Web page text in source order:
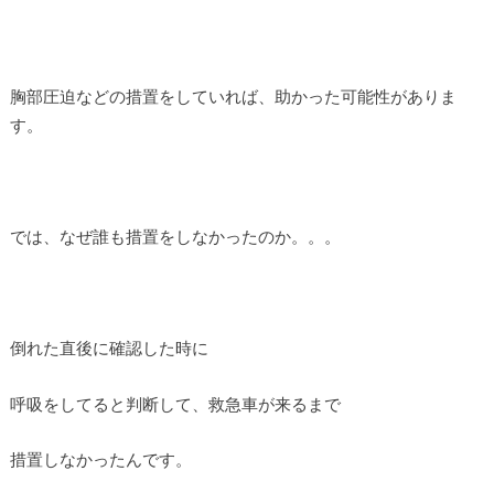
胸部圧迫などの措置をしていれば、助かった可能性がありま
す。
では、なぜ誰も措置をしなかったのか。。。
倒れた直後に確認した時に
呼吸をしてると判断して、救急車が来るまで
措置しなかったんです。